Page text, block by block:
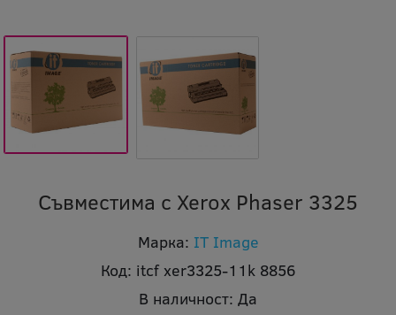
Съвместима с Xerox Phaser 3325
Марка: IT Image
Код: itcf xer3325-11k 8856
В наличност: Да